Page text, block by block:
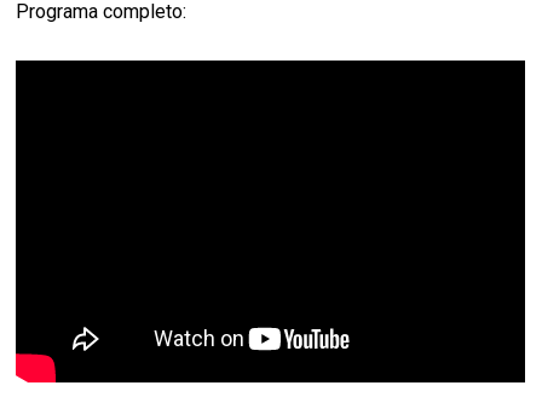
Programa completo: